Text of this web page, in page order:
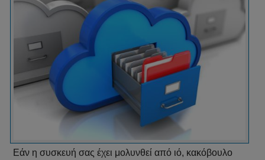
Εάν η συσκευή σας έχει μολυνθεί από ιό, κακόβουλο